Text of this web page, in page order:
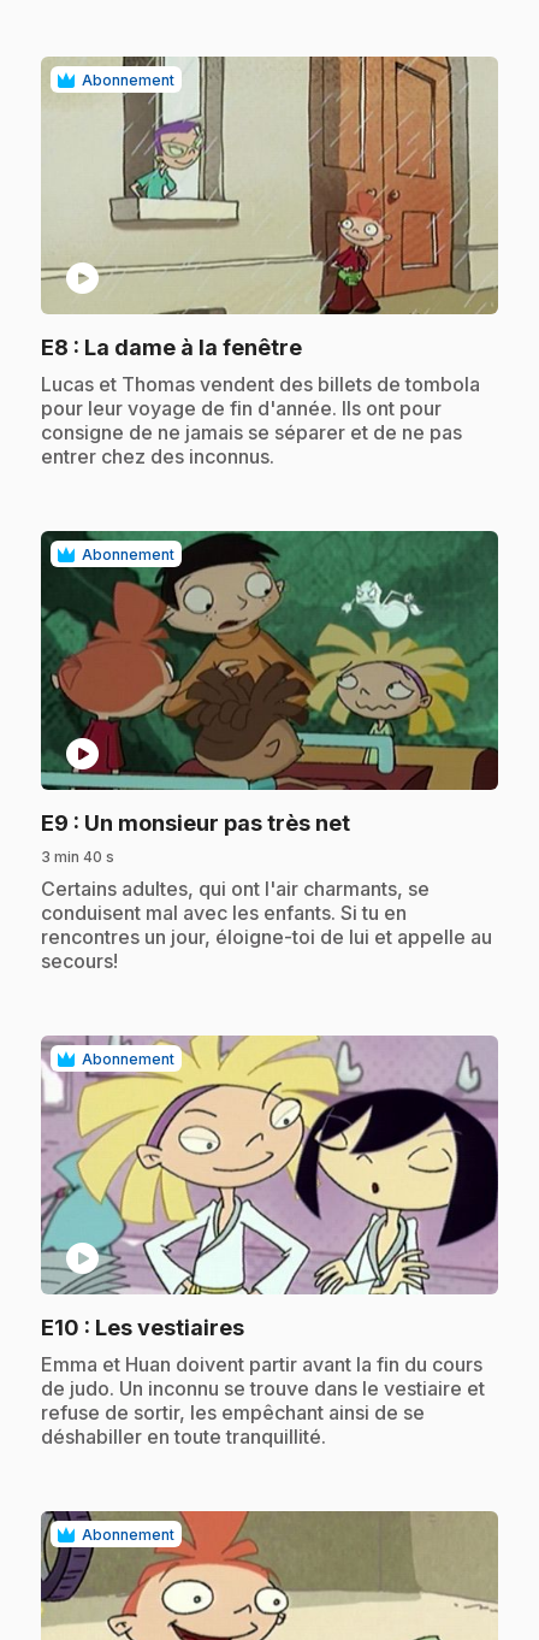
Abonnement
play_circle
E8 : La dame à la fenêtre.
.Lucas et Thomas vendent des billets de tombola
pour leur voyage de fin d'année. Ils ont pour
consigne de ne jamais se séparer et de ne pas
entrer chez des inconnus.
Abonnement
play_circle
E9 : Un monsieur pas très net.
3 min 40 s
.Certains adultes, qui ont l'air charmants, se
conduisent mal avec les enfants. Si tu en
rencontres un jour, éloigne-toi de lui et appelle au
secours!
Abonnement
play_circle
E10 : Les vestiaires.
.Emma et Huan doivent partir avant la fin du cours
de judo. Un inconnu se trouve dans le vestiaire et
refuse de sortir, les empêchant ainsi de se
déshabiller en toute tranquillité.
Abonnement